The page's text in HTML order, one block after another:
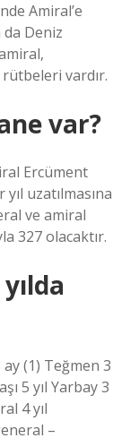
Amiral’e
Deniz
vardır.
var?
Ercüment
uzatılmasına
ve amiral
327 olacaktır.
(1) Teğmen 3
5 yıl Yarbay 3
4 yıl
–